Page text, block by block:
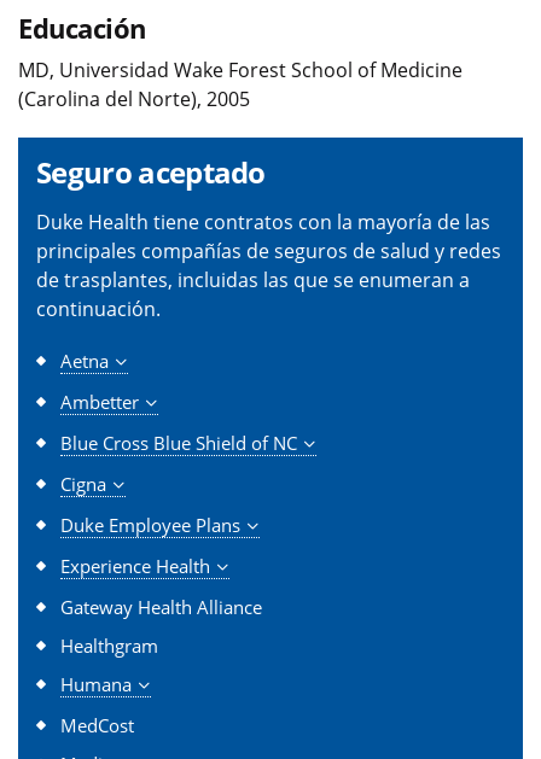
Educación
MD, Universidad Wake Forest School of Medicine
(Carolina del Norte), 2005
Seguro aceptado
Duke Health tiene contratos con la mayoría de las
principales compañías de seguros de salud y redes
de trasplantes, incluidas las que se enumeran a
continuación.
Aetna
Ambetter
Blue Cross Blue Shield of NC
Cigna
Duke Employee Plans
Experience Health
Gateway Health Alliance
Healthgram
Humana
MedCost